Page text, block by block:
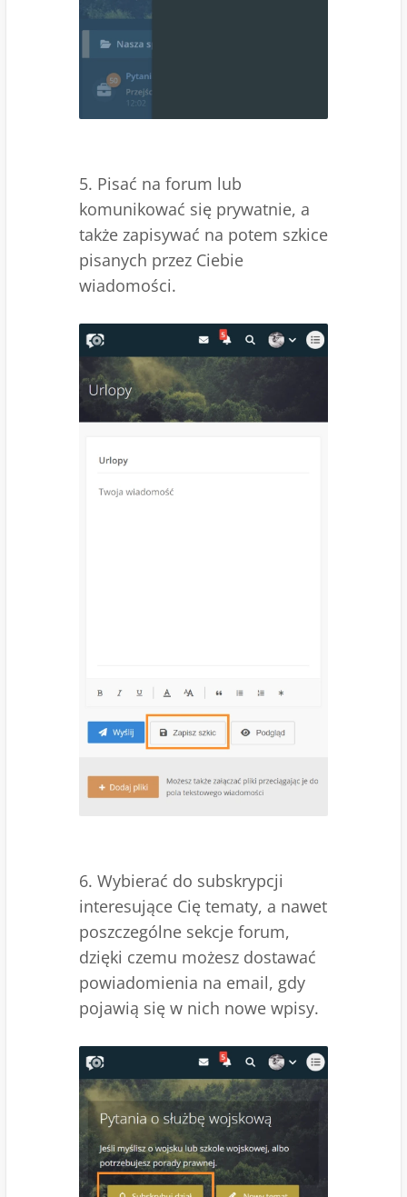
5. Pisać na forum lub
komunikować się prywatnie, a
także zapisywać na potem szkice
pisanych przez Ciebie
wiadomości.
6. Wybierać do subskrypcji
interesujące Cię tematy, a nawet
poszczególne sekcje forum,
dzięki czemu możesz dostawać
powiadomienia na email, gdy
pojawią się w nich nowe wpisy.